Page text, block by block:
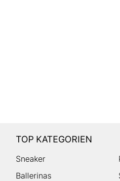
TOP KATEGORIEN
Sneaker
Ballerinas